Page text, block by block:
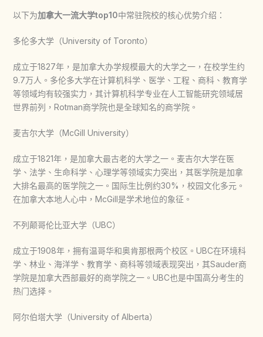
以下为加拿大一流大学top10中常驻院校的核心优势介绍：
多伦多大学（University of Toronto）
成立于1827年，是加拿大办学规模最大的大学之一，在校学生约
9.7万人。多伦多大学在计算机科学、医学、工程、商科、教育学
等领域均有较强实力，其计算机科学专业在人工智能研究领域居
世界前列，Rotman商学院也是全球知名的商学院。
麦吉尔大学（McGill University）
成立于1821年，是加拿大最古老的大学之一。麦吉尔大学在医
学、法学、生命科学、心理学等领域实力突出，其医学院是加拿
大排名最高的医学院之一。国际生比例约30%，校园文化多元。
在加拿大本地人心中，McGill是学术地位的象征。
不列颠哥伦比亚大学（UBC）
成立于1908年，拥有温哥华和奥肯那根两个校区。UBC在环境科
学、林业、海洋学、教育学、商科等领域表现突出，其Sauder商
学院是加拿大西部最好的商学院之一。UBC也是中国高分考生的
热门选择。
阿尔伯塔大学（University of Alberta）